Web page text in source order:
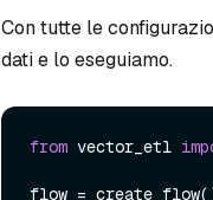
Con tutte le
dati e lo eseguiamo.
from vector_etl
flow =